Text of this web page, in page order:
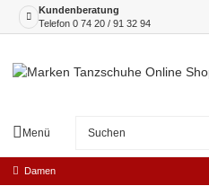
Kundenberatung
Telefon 0 74 20 / 91 32 94
Menü
Damen